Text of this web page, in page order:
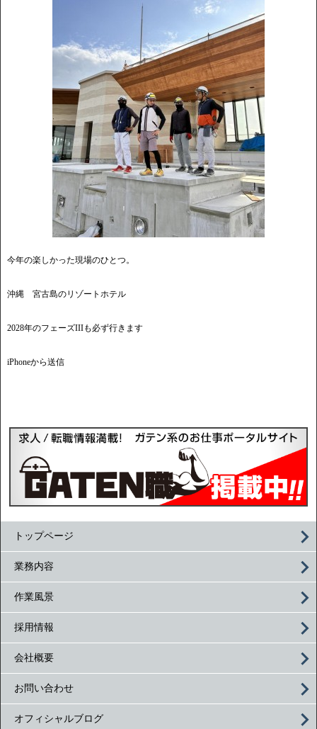
今年の楽しかった現場のひとつ。
沖縄 宮古島のリゾートホテル
2028年のフェーズIIIも必ず行きます
iPhoneから送信
トップページ
業務内容
作業風景
採用情報
会社概要
お問い合わせ
オフィシャルブログ